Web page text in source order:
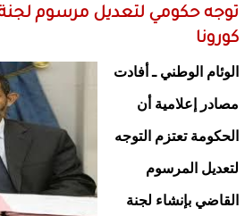
توجه حكومي لتعديل مرسوم
كورونا
الوئام الوطني ـ أفادت
مصادر إعلامية أن
الحكومة تعتزم التوجه
لتعديل المرسوم
القاضي بإنشاء لجنة